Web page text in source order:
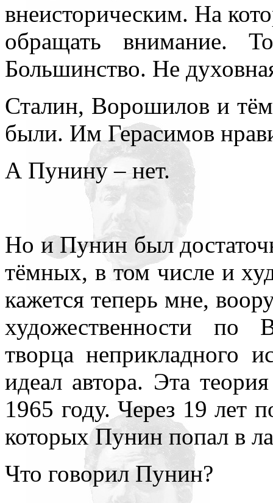
внеисторическим. На
обращать внимание.
Большинство. Не
Сталин, Ворошилов и
были. Им Герасимов
А Пунину – нет.
Но и Пунин был
тёмных, в том числе и
кажется теперь мне,
художественности по
творца неприкладного
идеал автора. Эта
1965 году. Через 19 лет
которых Пунин попал в
Что говорил Пунин?